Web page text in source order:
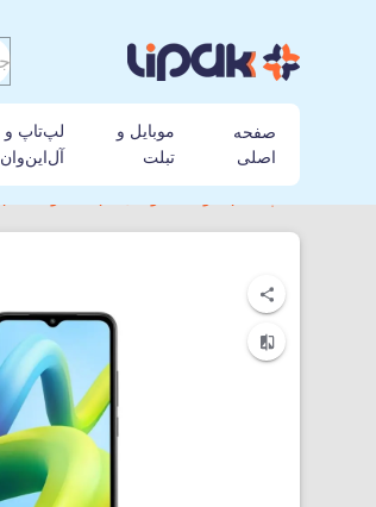
صفحه
اصلی
موبایل و
تبلت
لپ‌تاپ و
آل‌این‌وان